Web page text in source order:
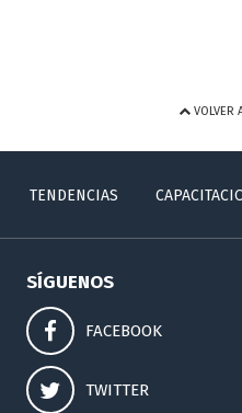
VOLVER
TENDENCIAS
SÍGUENOS
FACEBOOK
TWITTER